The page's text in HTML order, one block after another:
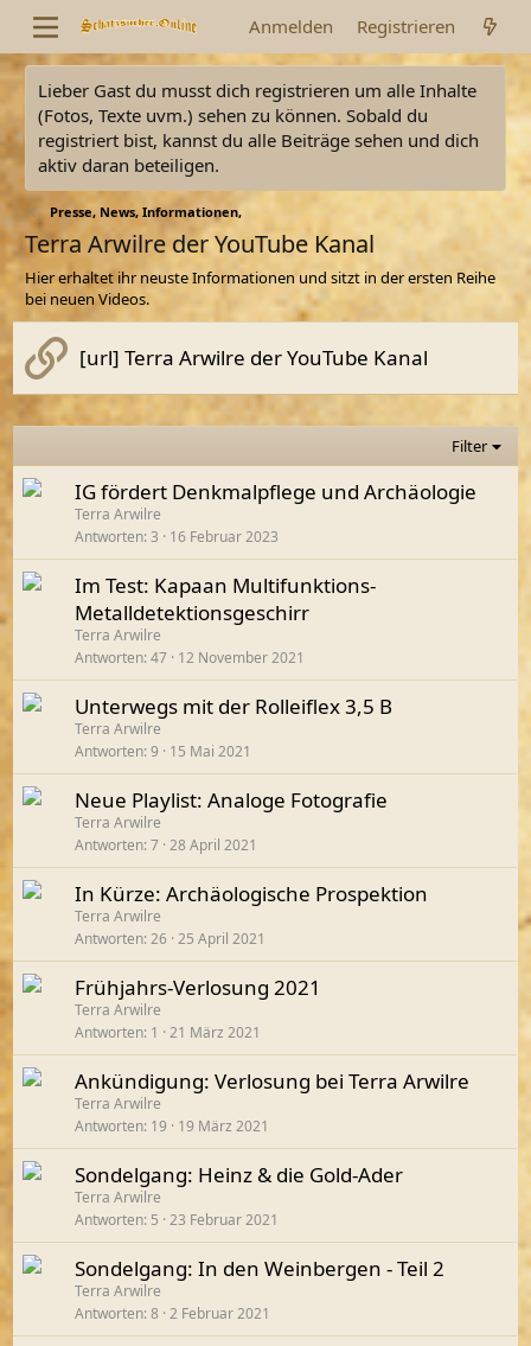
Anmelden Registrieren
Lieber Gast du musst dich registrieren um alle Inhalte
(Fotos, Texte uvm.) sehen zu können. Sobald du
registriert bist, kannst du alle Beiträge sehen und dich
aktiv daran beteiligen.
Presse, News, Informationen,
Terra Arwilre der YouTube Kanal
Hier erhaltet ihr neuste Informationen und sitzt in der ersten Reihe
bei neuen Videos.
[url] Terra Arwilre der YouTube Kanal
Filter
IG fördert Denkmalpflege und Archäologie
Terra Arwilre
Antworten 3 16 Februar 2023
Im Test: Kapaan Multifunktions-
Metalldetektionsgeschirr
Terra Arwilre
Antworten 47 12 November 2021
Unterwegs mit der Rolleiflex 3,5 B
Terra Arwilre
Antworten 9 15 Mai 2021
Neue Playlist: Analoge Fotografie
Terra Arwilre
Antworten 7 28 April 2021
In Kürze: Archäologische Prospektion
Terra Arwilre
Antworten 26 25 April 2021
Frühjahrs-Verlosung 2021
Terra Arwilre
Antworten 1 21 März 2021
Ankündigung: Verlosung bei Terra Arwilre
Terra Arwilre
Antworten 19 19 März 2021
Sondelgang: Heinz & die Gold-Ader
Terra Arwilre
Antworten 5 23 Februar 2021
Sondelgang: In den Weinbergen - Teil 2
Terra Arwilre
Antworten 8 2 Februar 2021